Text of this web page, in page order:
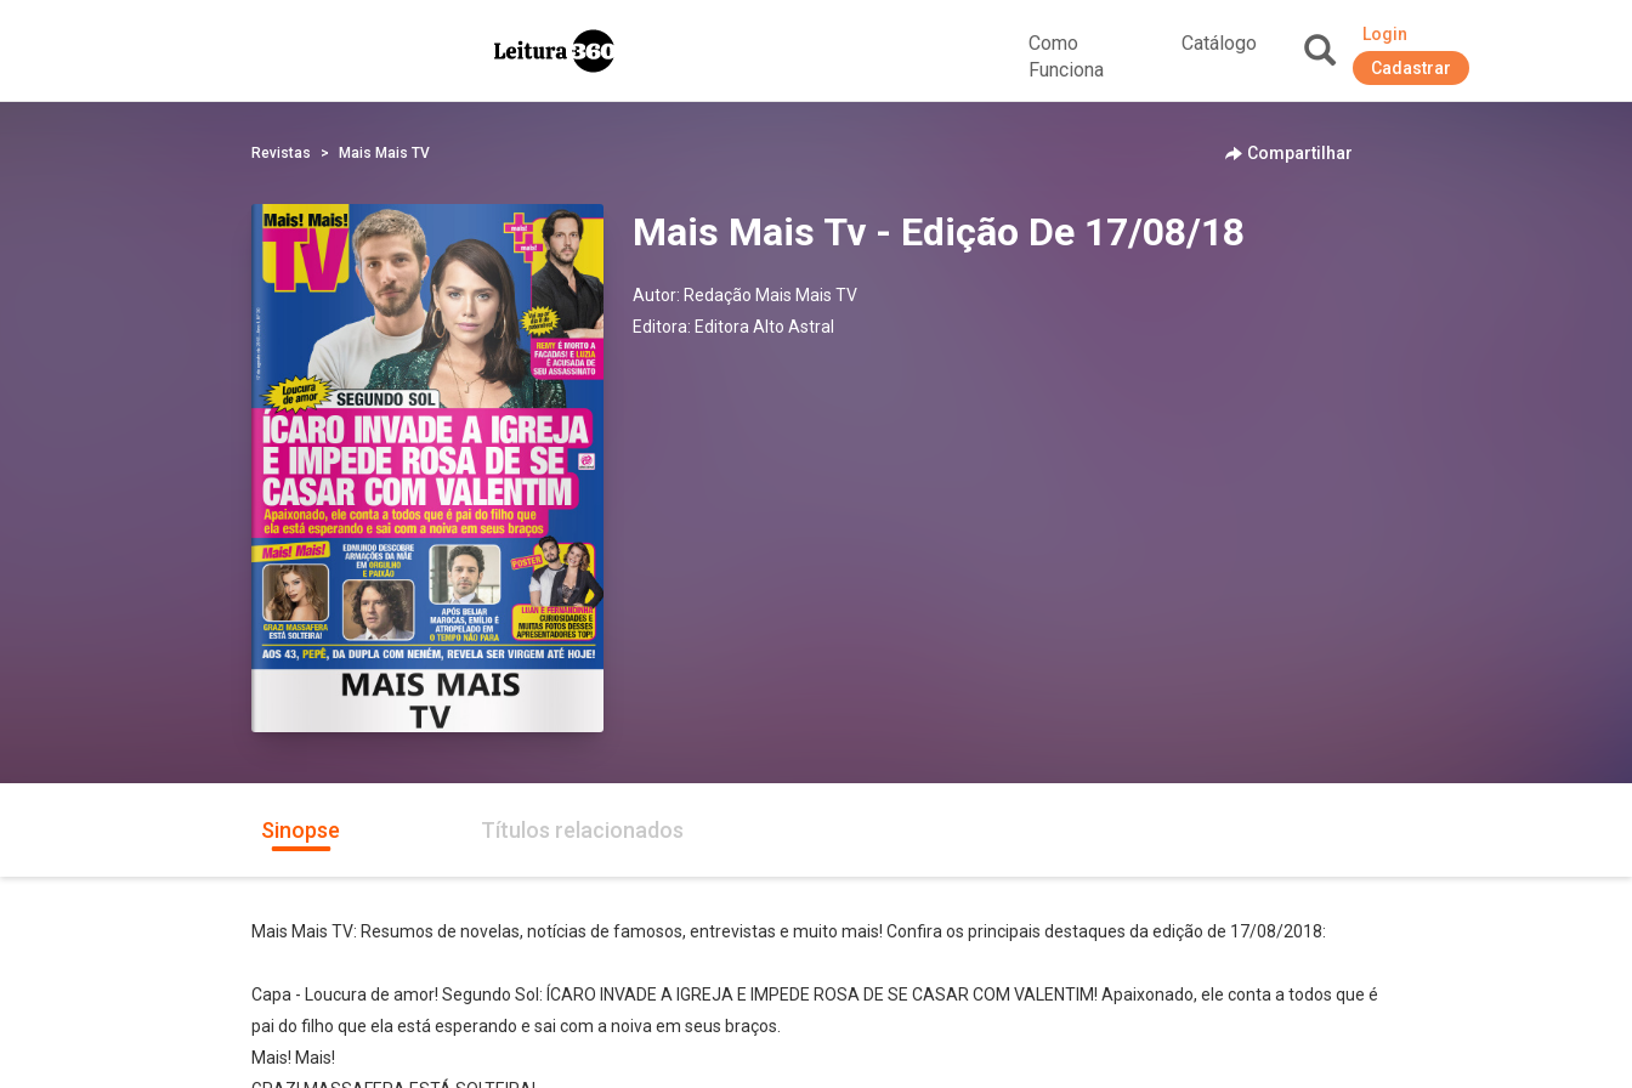
Como
Funciona
Catálogo
Login
Cadastrar
Revistas Mais Mais TV Compartilhar
Mais Mais Tv - Edição De 17/08/18
Autor: Redação Mais Mais TV
Editora: Editora Alto Astral
Sinopse Títulos relacionados
Mais Mais TV: Resumos de novelas, notícias de famosos, entrevistas e muito mais! Confira os principais destaques da edição de 17/08/2018:
Capa - Loucura de amor! Segundo Sol: ÍCARO INVADE A IGREJA E IMPEDE ROSA DE SE CASAR COM VALENTIM! Apaixonado, ele conta a todos que é
pai do filho que ela está esperando e sai com a noiva em seus braços.
Mais! Mais!